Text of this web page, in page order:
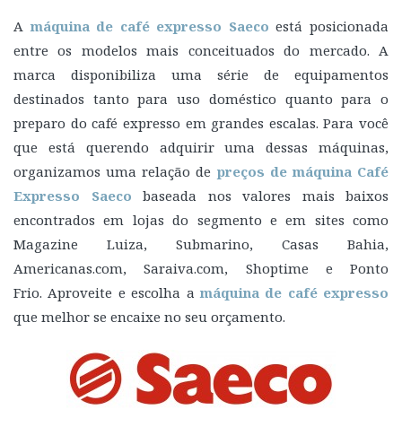
Amáquina de café expresso Saeco está posicionada
entre os modelos mais conceituados do mercado. A
marca disponibiliza uma série de equipamentos
destinados tanto para uso doméstico quanto para o
preparo do café expresso em grandes escalas. Para você
que está querendo adquirir uma dessas máquinas,
organizamos uma relação de preços de máquina Café
Expresso Saeco baseada nos valores mais baixos
encontrados em lojas do segmento e em sites como
Magazine Luiza, Submarino, Casas Bahia,
Americanas.com, Saraiva.com, Shoptime e Ponto
Frio. Aproveite e escolha amáquina de café expresso
que melhor se encaixe no seu orçamento.